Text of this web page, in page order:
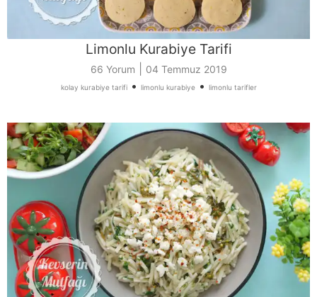
Limonlu Kurabiye Tarifi
66 Yorum 04 Temmuz 2019
kolay kurabiye tarifi• limonlu kurabiye• limonlu tarifler